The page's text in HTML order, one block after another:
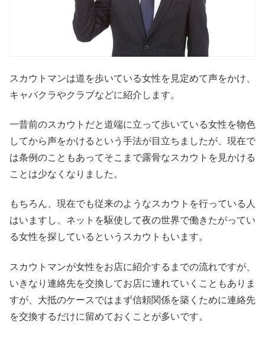
スカウトマンは道を歩いている女性を見定めて声をかけ、
キャバクラやクラブなどに紹介します。
一昔前のスカウトだと道端に立って歩いている女性を物色
してから声をかけるという手法が目立ちましたが、現在で
は条例のこともあってそこまで露骨なスカウトを見かける
ことは少なくなりました。
もちろん、現在でも従来のようなスカウトを行っている人
はいますし、ネットを駆使して夜の世界で働きたがってい
る女性を探しているというスカウトもいます。
スカウトマンが女性をお店に紹介するまでの流れですが、
いきなり連絡先を交換してお店に連れていくこともありま
すが、大抵のケースではまず信頼関係を築くために連絡先
を交換するだけに留めておくことが多いです。